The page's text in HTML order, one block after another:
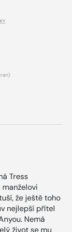
Tress
že ještě toho
nejlepší přítel
Nemá
život se mu